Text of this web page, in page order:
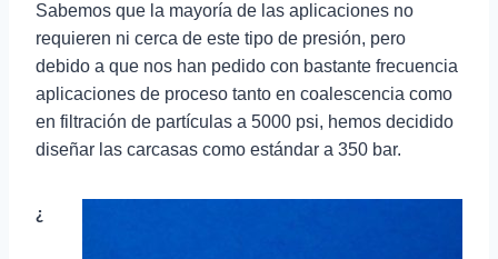
Sabemos que la mayoría de las aplicaciones no
requieren ni cerca de este tipo de presión, pero
debido a que nos han pedido con bastante frecuencia
aplicaciones de proceso tanto en coalescencia como
en filtración de partículas a 5000 psi, hemos decidido
diseñar las carcasas como estándar a 350 bar.
¿